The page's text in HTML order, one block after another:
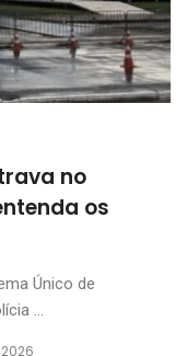
no
os
Único de
...